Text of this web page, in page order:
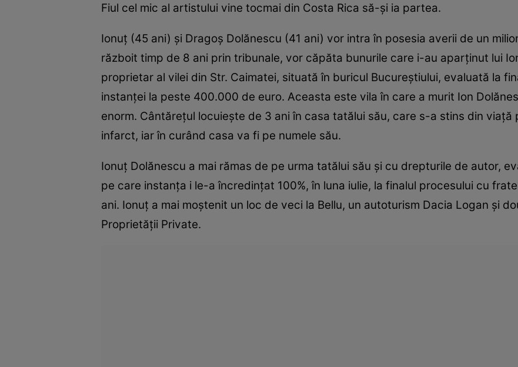
Fiul cel mic al artistului vine tocmai din Costa Rica să-şi ia partea.
Ionuţ (45 ani) şi Dragoş Dolănescu (41 ani) vor intra în posesia averii de un
războit timp de 8 ani prin tribunale, vor căpăta bunurile care i-au aparţinut lui
proprietar al vilei din Str. Caimatei, situată în buricul Bucureştiului, evaluată la
instanţei la peste 400.000 de euro. Aceasta este vila în care a murit Ion
enorm. Cântăreţul locuieşte de 3 ani în casa tatălui său, care s-a stins din viaţă
infarct, iar în curând casa va fi pe numele său.
Ionuţ Dolănescu a mai rămas de pe urma tatălui său şi cu drepturile de autor,
pe care instanţa i le-a încredinţat 100%, în luna iulie, la finalul procesului cu
ani. Ionuţ a mai moştenit un loc de veci la Bellu, un autoturism Dacia Logan şi
Proprietăţii Private.